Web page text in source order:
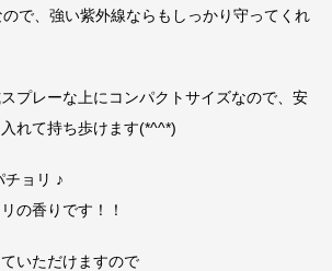
で、強い紫外線ならもしっかり守ってくれ
プレーな上にコンパクトサイズなので、安
れて持ち歩けます(*^^*)
チョリ ♪
の香りです！！
いただけますので